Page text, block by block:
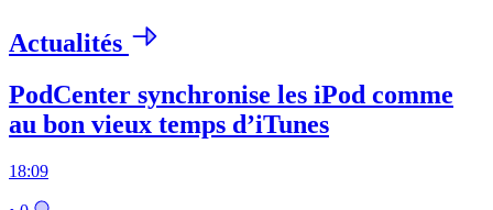
Actualités
PodCenter synchronise les iPod comme
au bon vieux temps d’iTunes
18:09